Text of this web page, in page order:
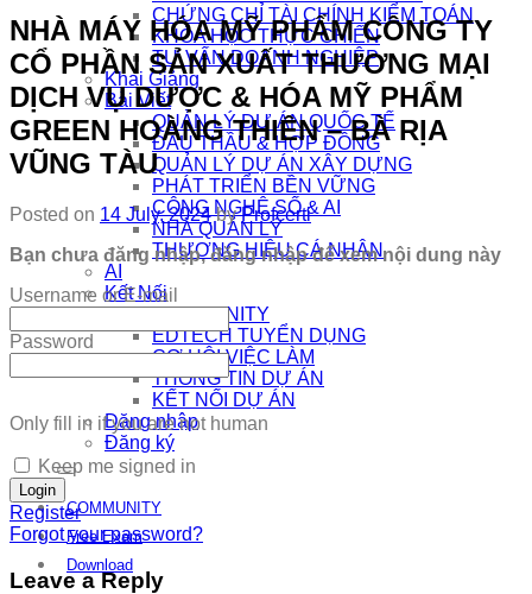
CHỨNG CHỈ TÀI CHÍNH KIỂM TOÁN
KHÓA HỌC THỰC CHIẾN
TƯ VẤN DOANH NGHIỆP
Khai Giảng
Bài Viết
QUẢN LÝ DỰ ÁN QUỐC TẾ
ĐẤU THẦU & HỢP ĐỒNG
QUẢN LÝ DỰ ÁN XÂY DỰNG
PHÁT TRIỂN BỀN VỮNG
CÔNG NGHỆ SỐ & AI
NHÀ QUẢN LÝ
THƯƠNG HIỆU CÁ NHÂN
AI
Kết Nối
COMMUNITY
EDTECH TUYỂN DỤNG
CƠ HỘI VIỆC LÀM
THÔNG TIN DỰ ÁN
KẾT NỐI DỰ ÁN
Đăng nhập
Đăng ký
COMMUNITY
Free Exam
Download
NHÀ MÁY HÓA MỸ PHẨM CÔNG TY
CỔ PHẦN SẢN XUẤT THƯƠNG MẠI
DỊCH VỤ DƯỢC & HÓA MỸ PHẨM
GREEN HOÀNG THIÊN – BÀ RỊA
VŨNG TÀU
Posted on 14 July, 2024 byProfcerti
Bạn chưa đăng nhập, đăng nhập để xem nội dung này
Username or E-mail
Password
Only fill in if you are not human
Keep me signed in
Register
Forgot your password?
Leave a Reply